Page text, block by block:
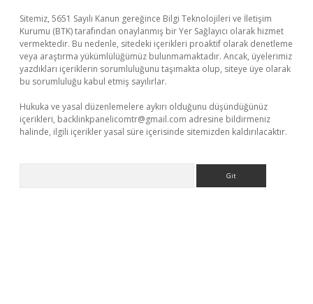
Sitemiz, 5651 Sayılı Kanun gereğince Bilgi Teknolojileri ve İletişim
Kurumu (BTK) tarafından onaylanmış bir Yer Sağlayıcı olarak hizmet
vermektedir. Bu nedenle, sitedeki içerikleri proaktif olarak denetleme
veya araştırma yükümlülüğümüz bulunmamaktadır. Ancak, üyelerimiz
yazdıkları içeriklerin sorumluluğunu taşımakta olup, siteye üye olarak
bu sorumluluğu kabul etmiş sayılırlar.
Hukuka ve yasal düzenlemelere aykırı olduğunu düşündüğünüz
içerikleri, backlinkpanelicomtr@gmail.com adresine bildirmeniz
halinde, ilgili içerikler yasal süre içerisinde sitemizden kaldırılacaktır.